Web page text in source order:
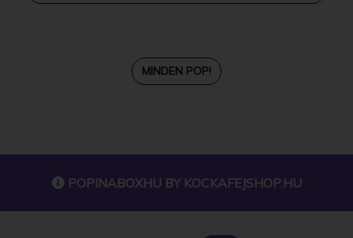
MINDEN POP!
POPINABOXHU BY KOCKAFEJSHOP.HU